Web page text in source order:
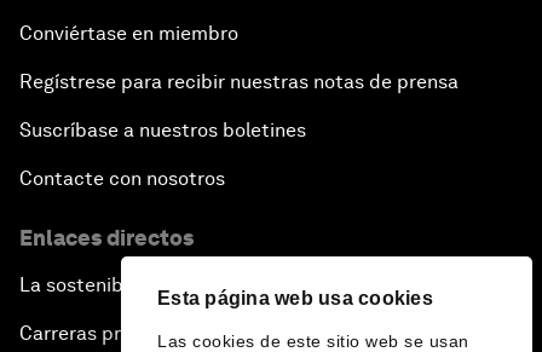
Esta página web usa cookies
Las cookies de este sitio web se usan
Conviértase en miembro
Regístrese para recibir nuestras notas de prensa
Suscríbase a nuestros boletines
Contacte con nosotros
Enlaces directos
La sostenibilidad en el Foro
Carreras profesionales